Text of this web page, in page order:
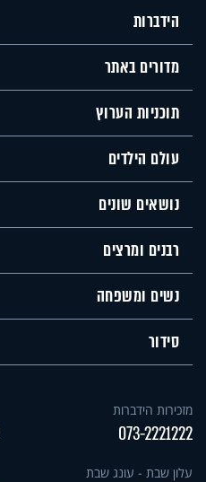
הידברות
מדורים באתר
תוכניות הערוץ
עולם הילדים
נושאים שונים
רבנים ומרצים
נשים ומשפחה
סידור
מזכירות הידברות
073-2221222
עלון שבת - עונג שבת